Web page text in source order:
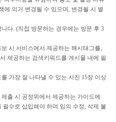
에 의거 변경될 수 있으며, 변경될 시 별
니다. (직접 방문하는 경우에는 방문 후 3
시 서비스에서 제공하는 해시태그를,
제공하는 검색키워드를 게시물 내에 필
가장 잘 나타낼 수 있는 사진 15장 이상
출 시 공정위에서 제공하는 가이드에
필수로 삽입해야 하며 임의 수정, 삭제 불